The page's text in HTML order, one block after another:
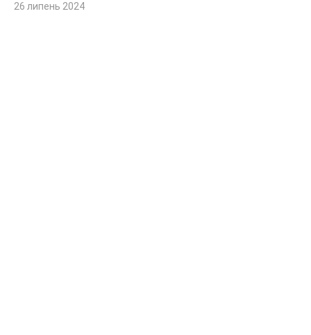
26 липень 2024